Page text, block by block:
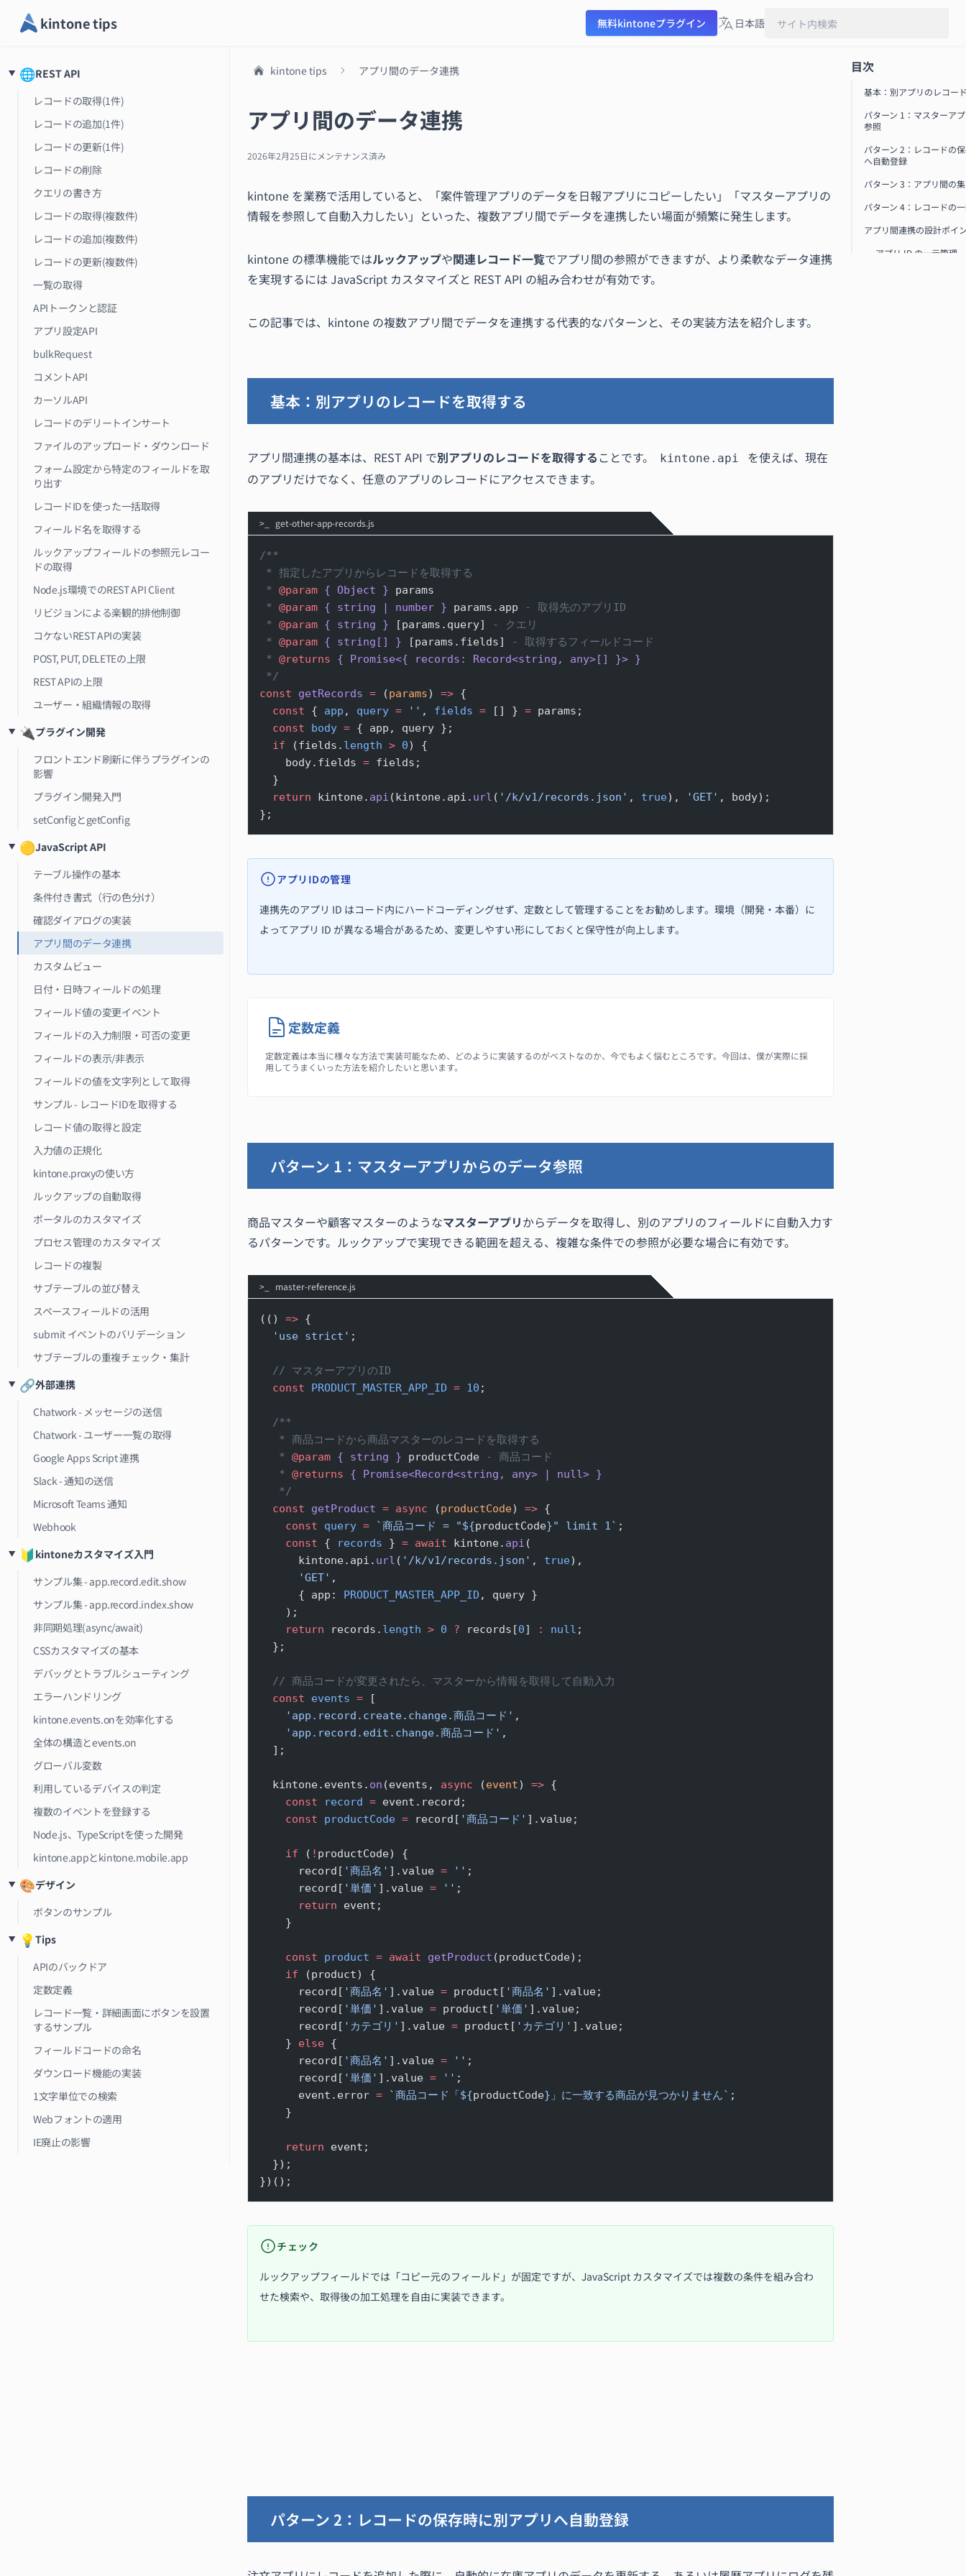
kintone tips 無料kintoneプラグイン
日本語
🌐REST API
レコードの取得(1件)
レコードの追加(1件)
レコードの更新(1件)
レコードの削除
クエリの書き方
レコードの取得(複数件)
レコードの追加(複数件)
レコードの更新(複数件)
一覧の取得
APIトークンと認証
アプリ設定API
bulkRequest
コメントAPI
カーソルAPI
レコードのデリートインサート
ファイルのアップロード・ダウンロード
フォーム設定から特定のフィールドを取
り出す
レコードIDを使った一括取得
フィールド名を取得する
ルックアップフィールドの参照元レコー
ドの取得
Node.js環境でのREST API Client
リビジョンによる楽観的排他制御
コケないREST APIの実装
POST, PUT, DELETEの上限
REST APIの上限
ユーザー・組織情報の取得
🔌 プラグイン開発
フロントエンド刷新に伴うプラグインの
影響
プラグイン開発入門
setConfigとgetConfig
🟡JavaScript API
テーブル操作の基本
条件付き書式（行の色分け）
確認ダイアログの実装
アプリ間のデータ連携
カスタムビュー
日付・日時フィールドの処理
フィールド値の変更イベント
フィールドの入力制限・可否の変更
フィールドの表示/非表示
フィールドの値を文字列として取得
サンプル - レコードIDを取得する
レコード値の取得と設定
入力値の正規化
kintone.proxyの使い方
ルックアップの自動取得
ポータルのカスタマイズ
プロセス管理のカスタマイズ
レコードの複製
サブテーブルの並び替え
スペースフィールドの活用
submit イベントのバリデーション
サブテーブルの重複チェック・集計
🔗外部連携
Chatwork - メッセージの送信
Chatwork - ユーザー一覧の取得
Google Apps Script 連携
Slack - 通知の送信
Microsoft Teams 通知
Webhook
🔰 kintoneカスタマイズ入門
サンプル集 - app.record.edit.show
サンプル集 - app.record.index.show
非同期処理(async/await)
CSSカスタマイズの基本
デバッグとトラブルシューティング
エラーハンドリング
kintone.events.onを効率化する
全体の構造とevents.on
グローバル変数
利用しているデバイスの判定
複数のイベントを登録する
Node.js、TypeScriptを使った開発
kintone.appとkintone.mobile.app
🎨デザイン
ボタンのサンプル
💡 Tips
APIのバックドア
定数定義
レコード一覧・詳細画面にボタンを設置
するサンプル
フィールドコードの命名
ダウンロード機能の実装
1文字単位での検索
Webフォントの適用
IE廃止の影響
kintone tips アプリ間のデータ連携
アプリ間のデータ連携
2026年2月25日にメンテナンス済み
kintone を業務で活用していると、「案件管理アプリのデータを日報アプリにコピーしたい」「マスターアプリの
情報を参照して自動入力したい」といった、複数アプリ間でデータを連携したい場面が頻繁に発生します。
kintone の標準機能ではルックアップや関連レコード一覧でアプリ間の参照ができますが、より柔軟なデータ連携
を実現するには JavaScript カスタマイズと REST API の組み合わせが有効です。
この記事では、kintone の複数アプリ間でデータを連携する代表的なパターンと、その実装方法を紹介します。
基本：別アプリのレコードを取得する
アプリ間連携の基本は、REST API で別アプリのレコードを取得することです。 kintone.api
を使えば、現在
のアプリだけでなく、任意のアプリのレコードにアクセスできます。
get-other-app-records.js
/**
* 指定したアプリからレコードを取得する
* @param { Object } params
* @param { string | number } params.app - 取得先のアプリID
* @param { string } [params.query]
- クエリ
* @param { string[] } [params.fields]
- 取得するフィールドコード
* @returns { Promise<{ records: Record<string, any>[] }> }
*/
const getRecords = (params) => {
  const
{ app , query = '' , fields = [] } = params;
  const
body = { app, query };
  if
(fields. length > 0) {
    body.fields
= fields;
  }
  return
kintone. api (kintone.api. url ( '/k/v1/records.json' , true), 'GET' , body);
};
アプリIDの管理
連携先のアプリ ID はコード内にハードコーディングせず、定数として管理することをお勧めします。環境（開発・本番）に
よってアプリ ID が異なる場合があるため、変更しやすい形にしておくと保守性が向上します。
定数定義
定数定義は本当に様々な方法で実装可能なため、どのように実装するのがベストなのか、今でもよく悩むところです。今回は、僕が実際に採
用してうまくいった方法を紹介したいと思います。
パターン 1：マスターアプリからのデータ参照
商品マスターや顧客マスターのようなマスターアプリからデータを取得し、別のアプリのフィールドに自動入力す
るパターンです。ルックアップで実現できる範囲を超える、複雑な条件での参照が必要な場合に有効です。
master-reference.js
(() => {
  'use strict'
;
  // マスターアプリのID
  const
PRODUCT_MASTER_APP_ID = 10 ;
  /**
   * 商品コードから商品マスターのレコードを取得する
   *
@param { string } productCode - 商品コード
   *
@returns { Promise<Record<string, any> | null> }
   */
  const
getProduct = async (productCode) => {
    const
query = `商品コード = "${productCode}" limit 1` ;
    const
{ records } = await kintone. api (
      kintone.api.
url ( '/k/v1/records.json' , true),
      'GET'
,
      { app:
PRODUCT_MASTER_APP_ID , query }
    );
    return
records. length > 0 ? records[0] : null ;
  };
  // 商品コードが変更されたら、マスターから情報を取得して自動入力
  const
events = [
    'app.record.create.change.商品コード'
,
    'app.record.edit.change.商品コード'
,
  ];
  kintone.events.
on (events, async (event) => {
    const
record = event.record;
    const
productCode = record[ '商品コード' ].value;
    if
( ! productCode) {
      record[
'商品名' ].value = '' ;
      record[
'単価' ].value = '' ;
      return
event;
    }
    const
product = await getProduct (productCode);
    if
(product) {
      record[
'商品名' ].value = product[ '商品名' ].value;
      record[
'単価' ].value = product[ '単価' ].value;
      record[
'カテゴリ' ].value = product[ 'カテゴリ' ].value;
    }
else {
      record[
'商品名' ].value = '' ;
      record[
'単価' ].value = '' ;
      event.error
= `商品コード「${productCode}」に一致する商品が見つかりません` ;
    }
    return
event;
  });
})();
チェック
ルックアップフィールドでは「コピー元のフィールド」が固定ですが、JavaScript カスタマイズでは複数の条件を組み合わ
せた検索や、取得後の加工処理を自由に実装できます。
パターン 2：レコードの保存時に別アプリへ自動登録
目次
基本：別アプリのレコー
パターン 1：マスターア
参照
パターン 2：レコードの
へ自動登録
パターン 3：アプリ間の
パターン 4：レコードの
アプリ間連携の設計ポイ
アプリ ID の一元管理